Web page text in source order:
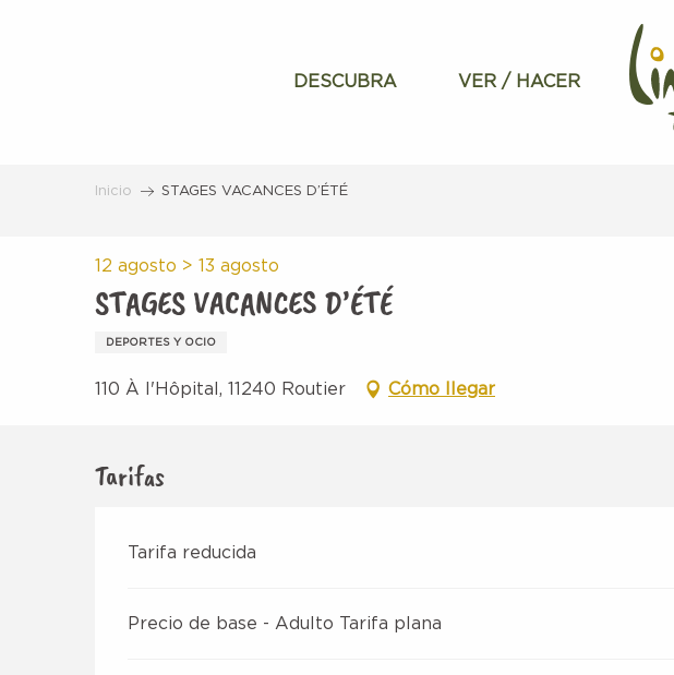
DESCUBRA VER / HACER
Inicio STAGES VACANCES D’ÉTÉ
12 agosto > 13 agosto
STAGES VACANCES D’ÉTÉ
DEPORTES Y OCIO
110 À l'Hôpital, 11240 Routier Cómo llegar
Tarifas
Tarifa reducida
Precio de base - Adulto Tarifa plana